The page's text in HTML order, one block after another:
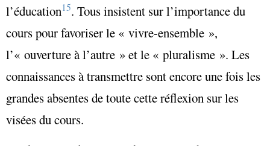
l’éducation15. Tous insistent sur l’importance du
cours pour favoriser le « vivre-ensemble »,
l’« ouverture à l’autre » et le « pluralisme ». Les
connaissances à transmettre sont encore une fois les
grandes absentes de toute cette réflexion sur les
visées du cours.